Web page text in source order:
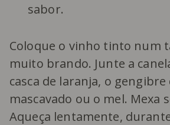
sabor.
Coloque o vinho tinto num
muito brando. Junte a
casca de laranja, o gengibre
mascavado ou o mel. Mexa
Aqueça lentamente,